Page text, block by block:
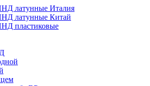
латунные Италия
латунные Китай
пластиковые